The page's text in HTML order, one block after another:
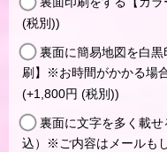
(税別))
裏面に簡易地図を白
刷】※お時間がかかる場
(+1,800円 (税別))
裏面に文字を多く載
込）※ご内容はメールも